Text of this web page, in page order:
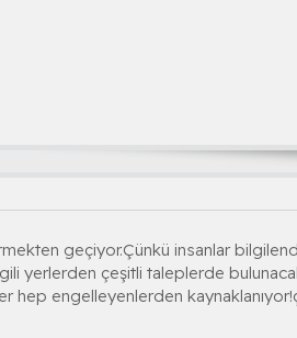
geçiyor.Çünkü insanlar
yerlerden çeşitli taleplerde
hep engelleyenlerden